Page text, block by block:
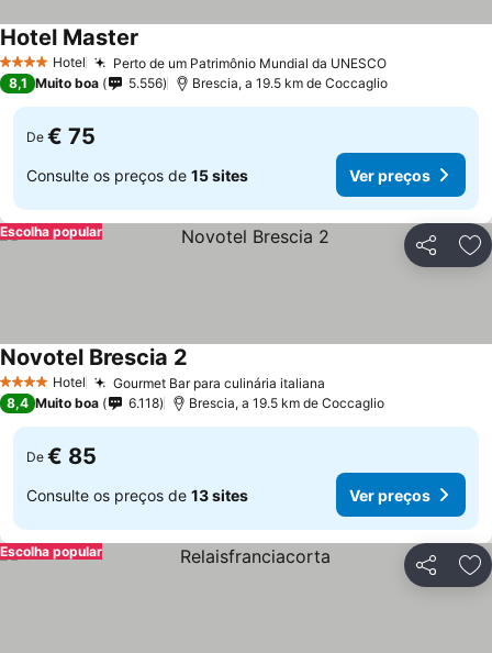
4 EstrelasHotel Perto de um Patrimônio Mundial da UNESCOVer preços
Hotel Master
8,1 Muito boa 5.556 Brescia, a 19.5 km de Coccaglio
De € 75
Consulte os preços de 15 sites Ver preços
Partilhar
Escolha popular
4 EstrelasHotel Gourmet Bar para culinária italiana
Novotel Brescia 2
8,4 Muito boa 6.118 Brescia, a 19.5 km de Coccaglio
De € 85
Consulte os preços de 13 sites Ver preços
Partilhar
Escolha popular